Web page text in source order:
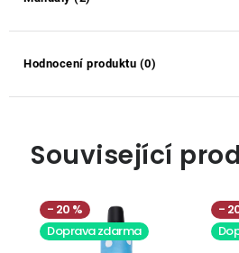
Hodnocení produktu (0)
Související
20 %
Doprava zdarma